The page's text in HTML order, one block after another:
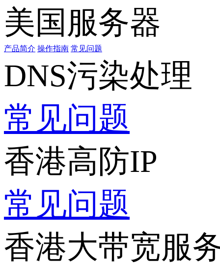
美国服务器
产品简介 操作指南 常见问题
DNS污染处理
常见问题
香港高防IP
常见问题
香港大带宽服